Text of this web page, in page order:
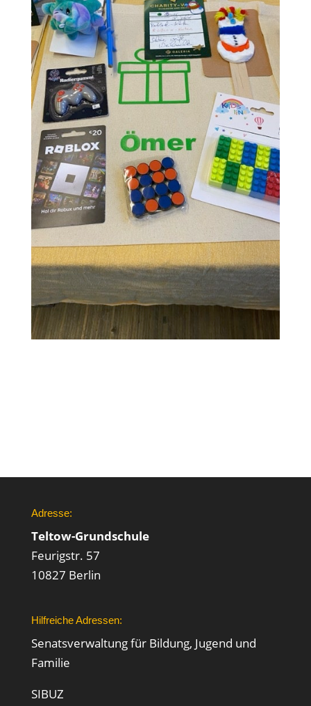
Adresse:
Teltow-Grundschule
Feurigstr. 57
10827 Berlin
Hilfreiche Adressen:
Senatsverwaltung für Bildung, Jugend und
Familie
SIBUZ